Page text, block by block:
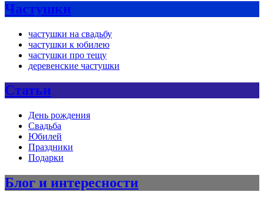
Частушки
частушки на свадьбу
частушки к юбилею
частушки про тещу
деревенские частушки
Статьи
День рождения
Свадьба
Юбилей
Праздники
Подарки
Блог и интересности